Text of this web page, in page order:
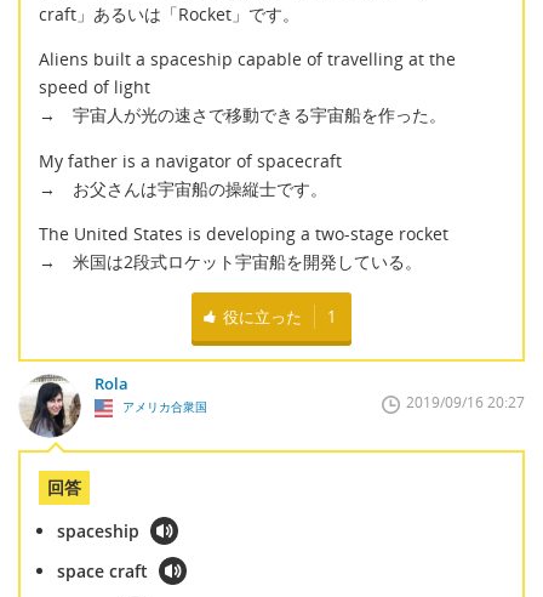
craft」あるいは「Rocket」です。
Aliens built a spaceship capable of travelling at the
speed of light
→ 宇宙人が光の速さで移動できる宇宙船を作った。
My father is a navigator of spacecraft
→ お父さんは宇宙船の操縦士です。
The United States is developing a two‐stage rocket
→ 米国は2段式ロケット宇宙船を開発している。
役に立った 1
Rola
アメリカ合衆国 2019/09/16 20:27
回答
spaceship
space craft